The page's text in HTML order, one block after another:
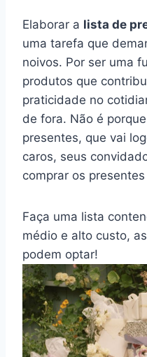
Elaborar a lista de
uma tarefa que
noivos. Por ser uma
produtos que
praticidade no
de fora. Não é
presentes, que vai
caros, seus
comprar os
Faça uma lista
médio e alto custo,
podem optar!